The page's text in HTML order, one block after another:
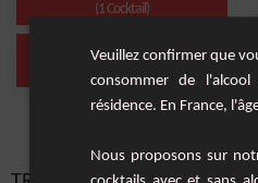
(1 Cocktail)
gingembre
Veuillez confirmer que
consommer de
résidence. En France,
Nous proposons sur